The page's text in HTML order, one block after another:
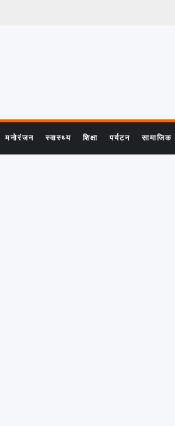
मनोरंजन स्वास्थ्य शिक्षा पर्यटन सामाजिक